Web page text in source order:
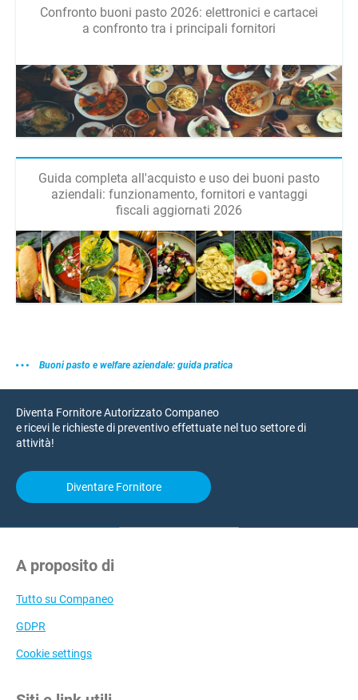
Confronto buoni pasto 2026: elettronici e cartacei
a confronto tra i principali fornitori
Guida completa all'acquisto e uso dei buoni pasto
aziendali: funzionamento, fornitori e vantaggi
fiscali aggiornati 2026
Buoni pasto e welfare aziendale: guida pratica
Diventa Fornitore Autorizzato Companeo
e ricevi le richieste di preventivo effettuate nel tuo settore di
attività!
Diventare Fornitore
A proposito di
Tutto su Companeo
GDPR
Cookie settings